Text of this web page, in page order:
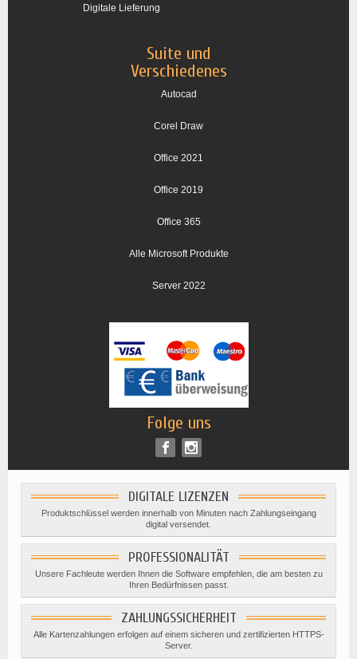
Digitale Lieferung
Suite und
Verschiedenes
Autocad
Corel Draw
Office 2021
Office 2019
Office 365
Alle Microsoft Produkte
Server 2022
Folge uns
DIGITALE LIZENZEN
Produktschlüssel werden innerhalb von Minuten nach Zahlungseingang
digital versendet.
PROFESSIONALITÄT
Unsere Fachleute werden Ihnen die Software empfehlen, die am besten zu
Ihren Bedürfnissen passt.
ZAHLUNGSSICHERHEIT
Alle Kartenzahlungen erfolgen auf einem sicheren und zertifizierten HTTPS-
Server.